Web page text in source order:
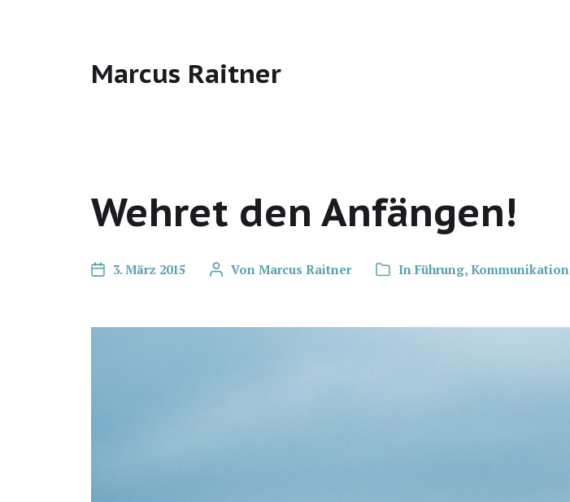
Marcus Raitner
Wehret den Anfängen!
3. März 2015 Von Marcus Raitner In Führung, Kommunikation